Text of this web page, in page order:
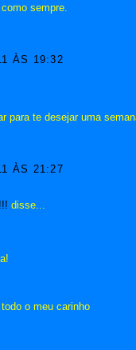
sempre.
ÀS 19:32
para te desejar uma
ÀS 21:27
disse...
o meu carinho